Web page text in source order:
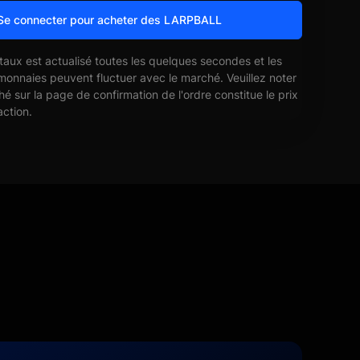
connecter pour acheter des LARPBALL
est actualisé toutes les quelques secondes et les
peuvent fluctuer avec le marché. Veuillez noter
sur la page de confirmation de l'ordre constitue le prix